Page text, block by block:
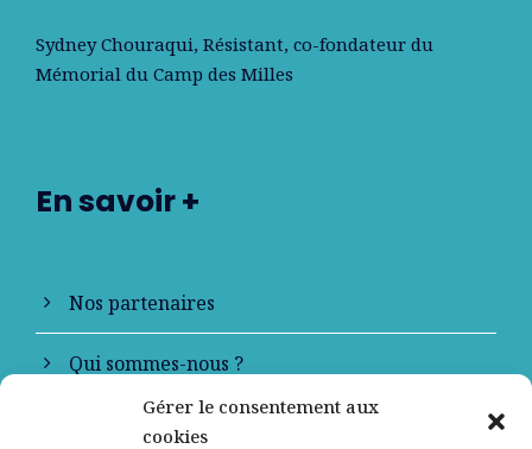
Gérer le consentement aux
cookies
Sydney Chouraqui, Résistant, co-fondateur du
Mémorial du Camp des Milles
En savoir +
Nos partenaires
Qui sommes-nous ?
Contactez-nous